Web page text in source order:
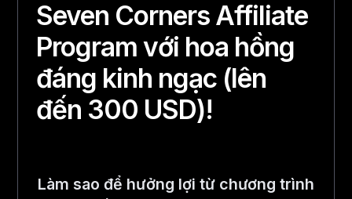
Seven Corners Affiliate
Program với hoa hồng
đáng kinh ngạc (lên
đến 300 USD)!
Làm sao để hưởng lợi từ chương trình